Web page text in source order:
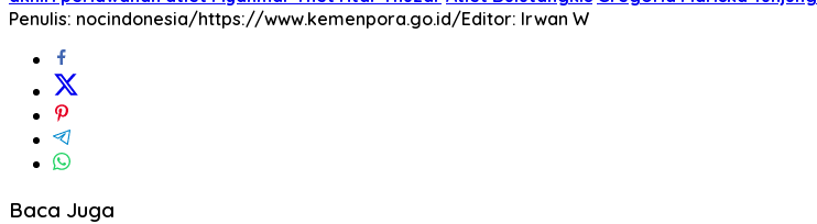
Penulis: nocindonesia/https://www.kemenpora.go.id/Editor: Irwan W
Baca Juga